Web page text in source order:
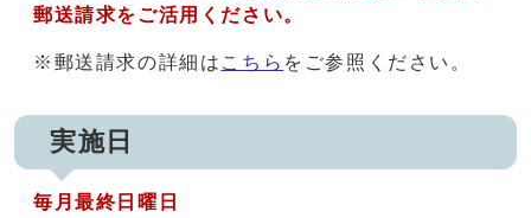
郵送請求をご活用ください。
※郵送請求の詳細は こちら をご参照ください。
実施日
毎月最終日曜日